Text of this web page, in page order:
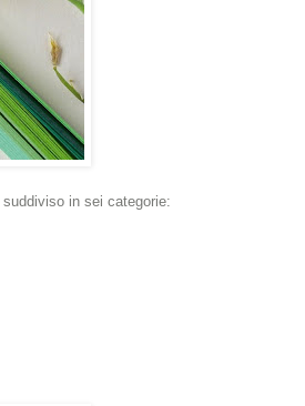
in sei categorie: